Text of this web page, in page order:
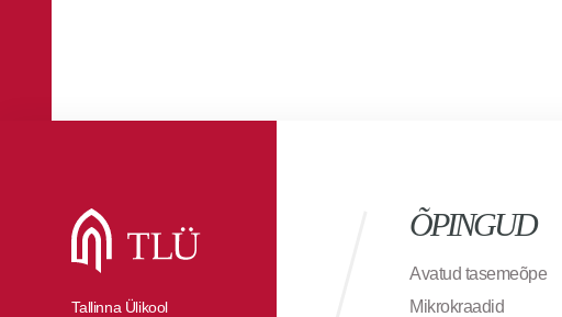
Tallinna Ülikool
ÕPINGUD
Avatud tasemeõpe
Mikrokraadid